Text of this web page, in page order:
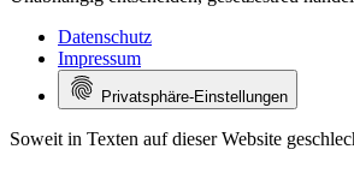
Datenschutz
Impressum
Privatsphäre-Einstellungen
Soweit in Texten auf dieser Website